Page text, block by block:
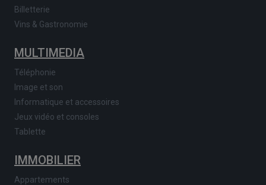
Billetterie
Vins & Gastronomie
MULTIMEDIA
Téléphonie
Image et son
Informatique et accessoires
Jeux vidéo et consoles
Tablette
IMMOBILIER
Appartements